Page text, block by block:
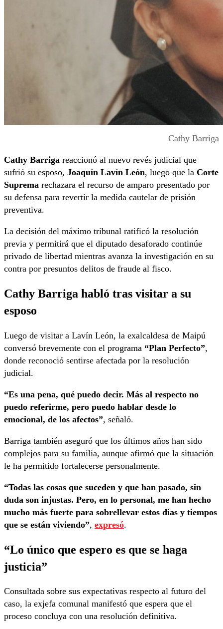
Cathy Barriga
Cathy Barriga reaccionó al nuevo revés judicial que
sufrió su esposo, Joaquín Lavín León, luego que la Corte
Suprema rechazara el recurso de amparo presentado por
su defensa para revertir la medida cautelar de prisión
preventiva.
La decisión del máximo tribunal ratificó la resolución
previa y permitirá que el diputado desaforado continúe
privado de libertad mientras avanza la investigación en su
contra por presuntos delitos de fraude al fisco.
Cathy Barriga habló tras visitar a su
esposo
Luego de visitar a Lavín León, la exalcaldesa de Maipú
conversó brevemente con el programa “Plan Perfecto”,
donde reconoció sentirse afectada por la resolución
judicial.
“Es una pena, qué puedo decir. Más al respecto no
puedo referirme, pero puedo hablar desde lo
emocional, de los afectos”, señaló.
Barriga también aseguró que los últimos años han sido
complejos para su familia, aunque afirmó que la situación
le ha permitido fortalecerse personalmente.
“Todas las cosas que suceden y que han pasado, sin
duda son injustas. Pero, en lo personal, me han hecho
mucho más fuerte para sobrellevar estos días y tiempos
que se están viviendo”, expresó.
“Lo único que espero es que se haga
justicia”
Consultada sobre sus expectativas respecto al futuro del
caso, la exjefa comunal manifestó que espera que el
proceso concluya con una resolución definitiva.